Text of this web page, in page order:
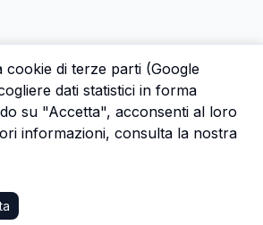
cookie di terze parti (Google
dati statistici in forma
su "Accetta", acconsenti al loro
informazioni, consulta la nostra